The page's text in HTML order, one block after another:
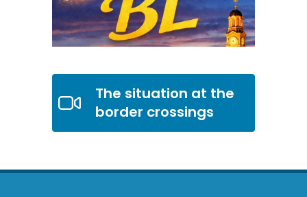
The situation at the
border crossings